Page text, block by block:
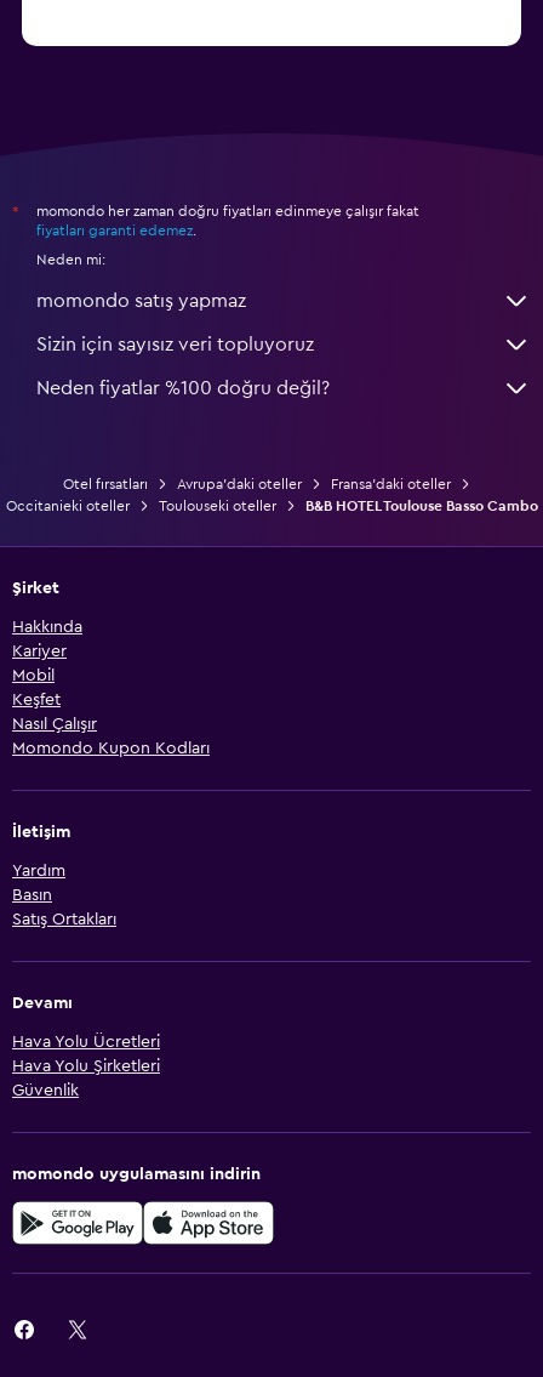
*
momondo her zaman doğru fiyatları edinmeye çalışır fakat
fiyatları garanti edemez
Neden mi:
momondo satış yapmaz
Sizin için sayısız veri topluyoruz
Neden fiyatlar %100 doğru değil?
Otel fırsatları Avrupa'daki oteller
Fransa'daki oteller
Occitanieki oteller
Toulouseki oteller B&B HOTEL Toulouse Basso Cambo
Şirket
Hakkında
Kariyer
Mobil
Keşfet
Nasıl Çalışır
Momondo Kupon Kodları
İletişim
Yardım
Basın
Satış Ortakları
Devamı
Hava Yolu Ücretleri
Hava Yolu Şirketleri
Güvenlik
momondo uygulamasını indirin